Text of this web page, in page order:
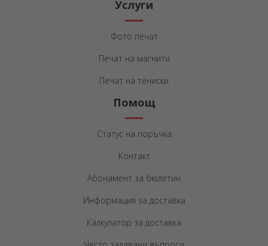
Услуги
Фото печат
Печат на магнити
Печат на тениски
Помощ
Статус на поръчка
Контакт
Абонамент за бюлетин
Информация за доставка
Калкулатор за доставка